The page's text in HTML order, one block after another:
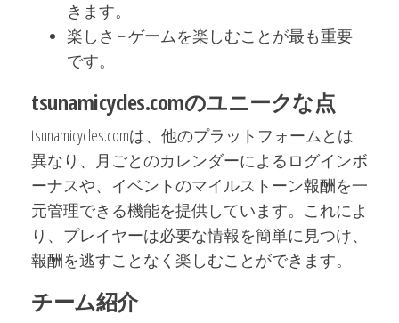
きます。
楽しさ – ゲームを楽しむことが最も重要
です。
tsunamicycles.comのユニークな点
tsunamicycles.comは、他のプラットフォームとは
異なり、月ごとのカレンダーによるログインボ
ーナスや、イベントのマイルストーン報酬を一
元管理できる機能を提供しています。これによ
り、プレイヤーは必要な情報を簡単に見つけ、
報酬を逃すことなく楽しむことができます。
チーム紹介